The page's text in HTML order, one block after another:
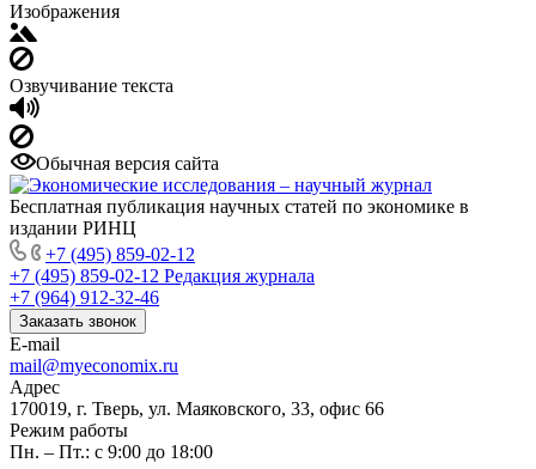
Изображения
Озвучивание текста
Обычная версия сайта
Бесплатная публикация научных статей по экономике в
издании РИНЦ
+7 (495) 859-02-12
+7 (495) 859-02-12 Редакция журнала
+7 (964) 912-32-46
Заказать звонок
E-mail
mail@myeconomix.ru
Адрес
170019, г. Тверь, ул. Маяковского, 33, офис 66
Режим работы
Пн. – Пт.: с 9:00 до 18:00